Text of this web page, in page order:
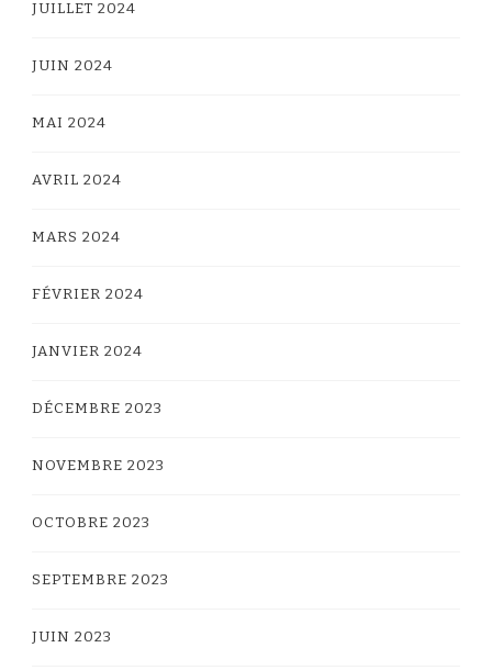
JUILLET 2024
JUIN 2024
MAI 2024
AVRIL 2024
MARS 2024
FÉVRIER 2024
JANVIER 2024
DÉCEMBRE 2023
NOVEMBRE 2023
OCTOBRE 2023
SEPTEMBRE 2023
JUIN 2023